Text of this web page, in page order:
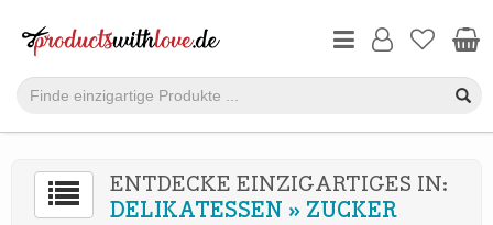
ENTDECKE EINZIGARTIGES IN:
DELIKATESSEN » ZUCKER